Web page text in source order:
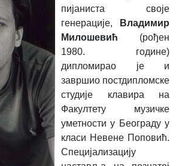
пијаниста своје
генерације,
Владимир
Милошевић (рођен
1980. године)
дипломирао је и
завршио постдипломске
студије клавира на
Факултету музичке
уметности у Београду у
класи Невене Поповић.
Специјализацију